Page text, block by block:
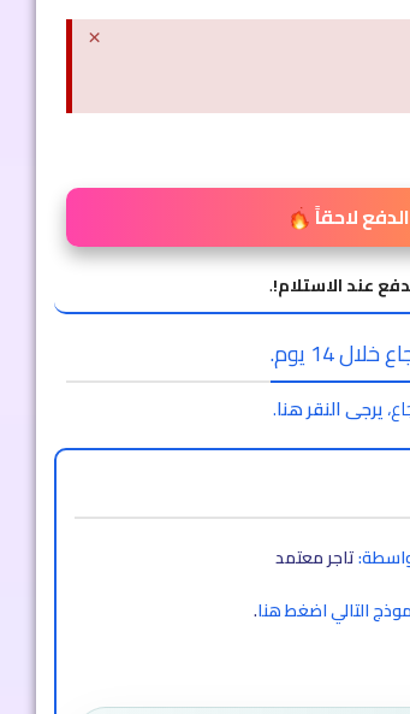
×
لاحقاً
عند الاستلام!.
14 يوم.
يرجى النقر هنا.
تاجر معتمد
التالي اضغط هنا.